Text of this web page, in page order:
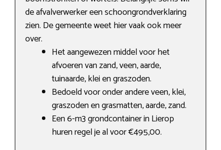
de afvalverwerker een schoongrondverklaring
zien. De gemeente weet hier vaak ook meer
over.
Het aangewezen middel voor het
afvoeren van zand, veen, aarde,
tuinaarde, klei en graszoden.
Bedoeld voor onder andere veen, klei,
graszoden en grasmatten, aarde, zand.
Een 6-m3 grondcontainer in Lierop
huren regel je al voor €495,00.